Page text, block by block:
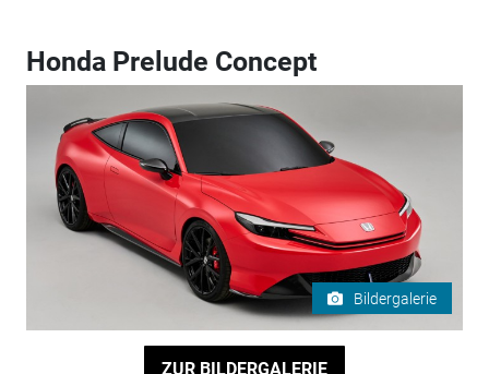
Honda Prelude Concept
Bildergalerie
ZUR BILDERGALERIE